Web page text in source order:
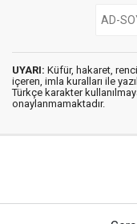
UYARI: Küfür, hakaret,
içeren, imla kuralları ile
Türkçe karakter
onaylanmamaktadır.